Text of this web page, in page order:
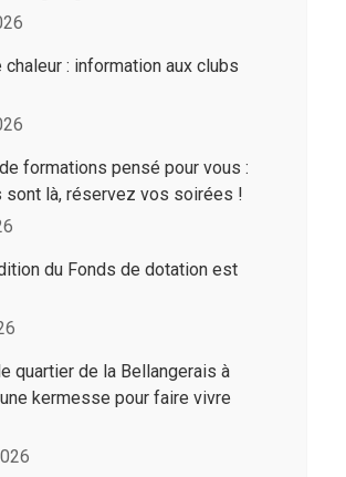
chaleur : information aux clubs
formations pensé pour vous :
sont là, réservez vos soirées !
du Fonds de dotation est
quartier de la Bellangerais à
kermesse pour faire vivre